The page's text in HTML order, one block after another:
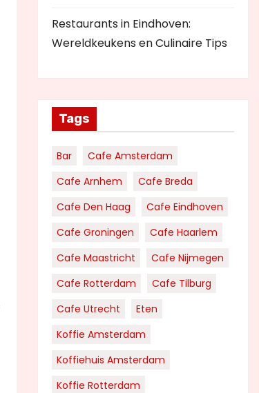
Restaurants in Eindhoven:
Wereldkeukens en Culinaire Tips
Tags
Bar
Cafe Amsterdam
Cafe Arnhem
Cafe Breda
Cafe Den Haag
Cafe Eindhoven
Cafe Groningen
Cafe Haarlem
Cafe Maastricht
Cafe Nijmegen
Cafe Rotterdam
Cafe Tilburg
Cafe Utrecht
Eten
Koffie Amsterdam
Koffiehuis Amsterdam
Koffie Rotterdam